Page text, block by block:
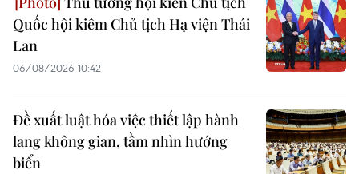
Quốc hội kiêm Chủ tịch Hạ viện Thái
Lan
06/08/2026 10:42
Đề xuất luật hóa việc thiết lập hành
lang không gian, tầm nhìn hướng
biển